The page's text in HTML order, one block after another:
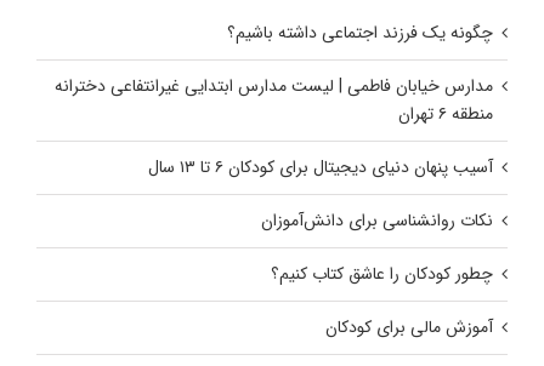
چگونه یک فرزند اجتماعی داشته باشیم؟
مدارس خیابان فاطمی | لیست مدارس ابتدایی غیرانتفاعی دخترانه
منطقه ۶ تهران
آسیب پنهان دنیای دیجیتال برای کودکان ۶ تا ۱۳ سال
نکات روانشناسی برای دانش‌آموزان
چطور کودکان را عاشق کتاب کنیم؟
آموزش مالی برای کودکان